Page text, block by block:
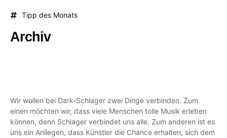
Tipp des Monats
Archiv
Wir wollen bei Dark-Schlager zwei Dinge verbinden. Zum
einen möchten wir, dass viele Menschen tolle Musik erleben
können, denn Schlager verbindet uns alle. Zum anderen ist es
uns ein Anliegen, dass Künstler die Chance erhalten, sich dem